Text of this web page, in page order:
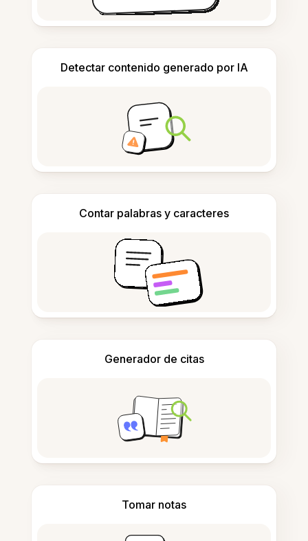
Detectar contenido generado por IA
Contar palabras y caracteres
Generador de citas
Tomar notas